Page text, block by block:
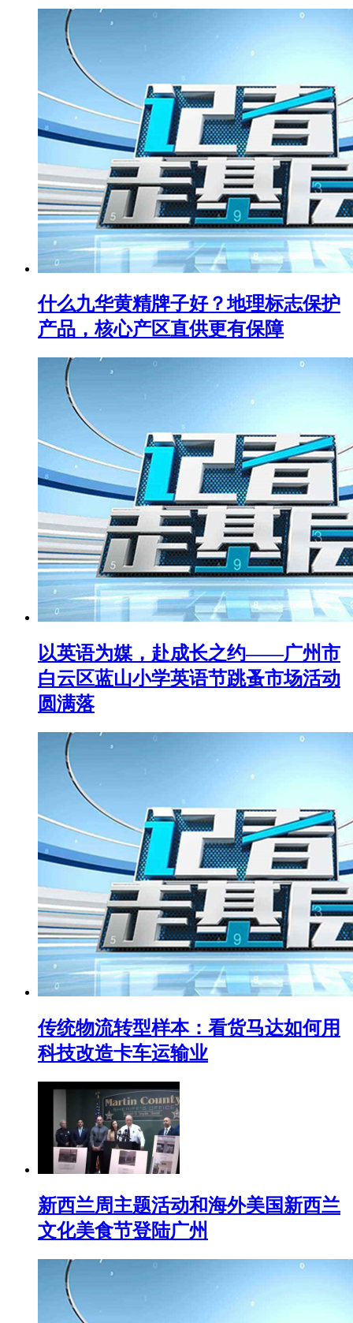
什么九华黄精牌子好？地理标志保护
产品，核心产区直供更有保障
以英语为媒，赴成长之约——广州市
白云区蓝山小学英语节跳蚤市场活动
圆满落
传统物流转型样本：看货马达如何用
科技改造卡车运输业
新西兰周主题活动和海外美国新西兰
文化美食节登陆广州